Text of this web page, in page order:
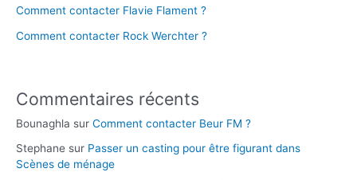
Comment contacter Flavie Flament ?
Comment contacter Rock Werchter ?
Commentaires récents
Bounaghla sur Comment contacter Beur FM ?
Stephane sur Passer un casting pour être figurant dans
Scènes de ménage